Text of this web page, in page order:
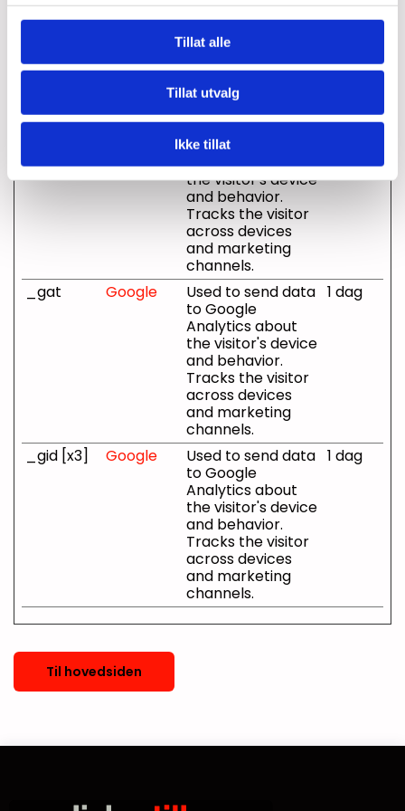
Tillat alle
Tillat utvalg
Ikke tillat
the visitor's device
and behavior.
Tracks the visitor
across devices
and marketing
channels.
_ga_# Google
Used to send data
to Google
Analytics about
the visitor's device
and behavior.
Tracks the visitor
across devices
and marketing
channels.
2 år
_gat Google
Used to send data
to Google
Analytics about
the visitor's device
and behavior.
Tracks the visitor
across devices
and marketing
channels.
1 dag
_gid [x3] Google
Used to send data
to Google
Analytics about
the visitor's device
and behavior.
Tracks the visitor
across devices
and marketing
channels.
1 dag
Til hovedsiden